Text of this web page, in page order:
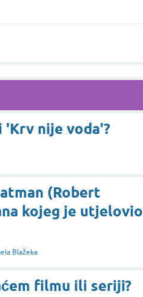
'Krv nije voda'?
(Robert
kojeg je utjelovio
Blažeka
filmu ili seriji?